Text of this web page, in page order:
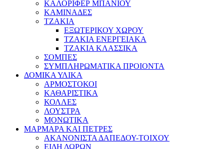
ΚΑΛΟΡΙΦΕΡ ΜΠΑΝΙΟΥ
ΚΑΜΙΝΑΔΕΣ
ΤΖΑΚΙΑ
ΕΞΩΤΕΡΙΚΟΥ ΧΩΡΟΥ
ΤΖΑΚΙΑ ΕΝΕΡΓΕΙΑΚΑ
ΤΖΑΚΙΑ ΚΛΑΣΣΙΚΑ
ΣΟΜΠΕΣ
ΣΥΜΠΛΗΡΩΜΑΤΙΚΑ ΠΡΟΙΟΝΤΑ
ΔΟΜΙΚΑ ΥΛΙΚΑ
ΑΡΜΟΣΤΟΚΟΙ
ΚΑΘΑΡΙΣΤΙΚΑ
ΚΟΛΛΕΣ
ΛΟΥΣΤΡΑ
ΜΟΝΩΤΙΚΑ
ΜΑΡΜΑΡΑ ΚΑΙ ΠΕΤΡΕΣ
ΑΚΑΝΟΝΙΣΤΑ ΔΑΠΕΔΟΥ-ΤΟΙΧΟΥ
ΕΙΔΗ ΔΩΡΩΝ